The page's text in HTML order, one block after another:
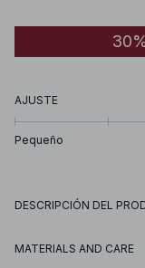
AJUSTE
Pequeño
DESCRIPCIÓN DEL
MATERIALS AND CARE